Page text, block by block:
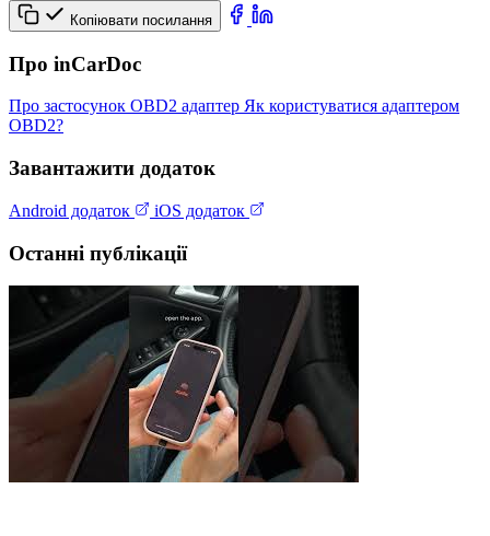
Копіювати посилання
Про inCarDoc
Про застосунок OBD2 адаптер Як користуватися адаптером
OBD2?
Завантажити додаток
Android додаток iOS додаток
Останні публікації